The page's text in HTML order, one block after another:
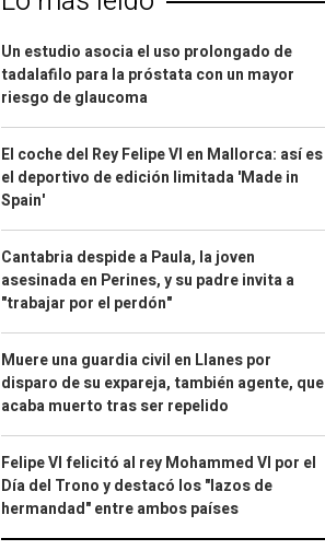
Un estudio asocia el uso prolongado de
tadalafilo para la próstata con un mayor
riesgo de glaucoma
El coche del Rey Felipe VI en Mallorca: así es
el deportivo de edición limitada 'Made in
Spain'
Cantabria despide a Paula, la joven
asesinada en Perines, y su padre invita a
"trabajar por el perdón"
Muere una guardia civil en Llanes por
disparo de su expareja, también agente, que
acaba muerto tras ser repelido
Felipe VI felicitó al rey Mohammed VI por el
Día del Trono y destacó los "lazos de
hermandad" entre ambos países